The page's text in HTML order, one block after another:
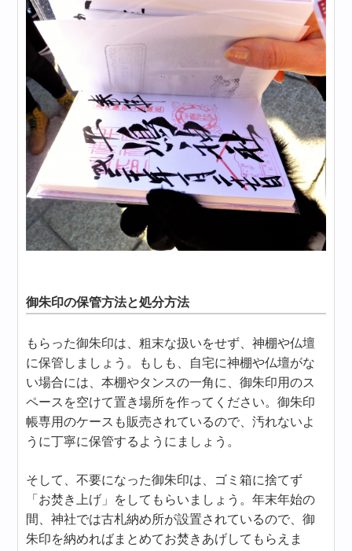
御朱印の保管方法と処分方法
もらった御朱印は、粗末な扱いをせず、神棚や仏壇
に保管しましょう。もしも、自宅に神棚や仏壇がな
い場合には、本棚やタンスの一角に、御朱印用のス
ペースを空けて置き場所を作ってください。御朱印
帳専用のケースも販売されているので、汚れないよ
うに丁寧に保管するようにましょう。
そして、不要になった御朱印は、ゴミ箱に捨てず
「お焚き上げ」をしてもらいましょう。年末年始の
間、神社では古札納め所が設置されているので、御
朱印を納めればまとめてお焚きあげしてもらえま